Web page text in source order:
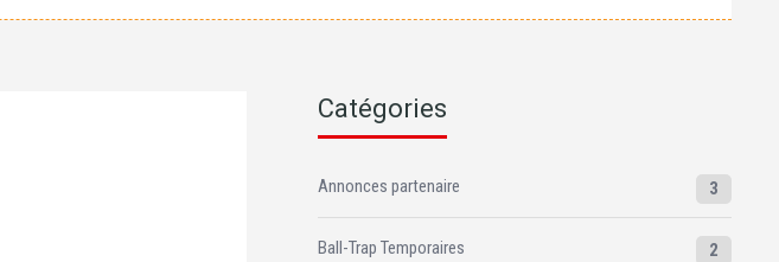
Catégories
Annonces partenaire 3
Ball-Trap Temporaires 2